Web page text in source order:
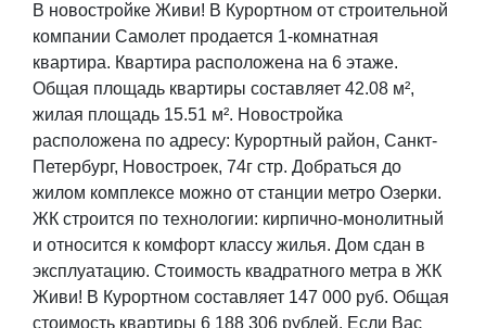
В новостройке Живи! В Курортном от строительной
компании Самолет продается 1-комнатная
квартира. Квартира расположена на 6 этаже.
Общая площадь квартиры составляет 42.08 м²,
жилая площадь 15.51 м². Новостройка
расположена по адресу: Курортный район, Санкт-
Петербург, ​Новостроек, 74г стр. Добраться до
жилом комплексе можно от станции метро Озерки.
ЖК строится по технологии: кирпично-монолитный
и относится к комфорт классу жилья. Дом сдан в
эксплуатацию. Стоимость квадратного метра в ЖК
Живи! В Курортном составляет 147 000 руб. Общая
стоимость квартиры 6 188 306 рублей. Если Вас